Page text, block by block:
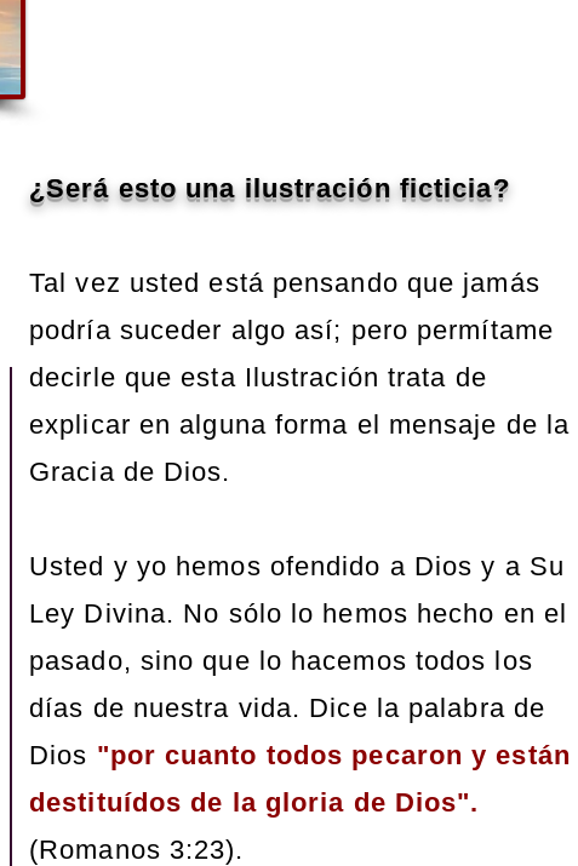
¿Será esto una ilustración ficticia?
Tal vez usted está pensando que jamás
podría suceder algo así; pero permítame
decirle que esta Ilustración trata de
explicar en alguna forma el mensaje de la
Gracia de Dios.
Usted y yo hemos ofendido a Dios y a Su
Ley Divina. No sólo lo hemos hecho en el
pasado, sino que lo hacemos todos los
días de nuestra vida. Dice la palabra de
Dios "por cuanto todos pecaron y están
destituídos de la gloria de Dios".
(Romanos 3:23).